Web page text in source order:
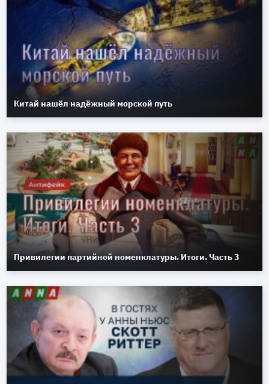
Китай нашёл надёжный морской путь
Привилегии партийной номенклатуры. Итоги. Часть 3